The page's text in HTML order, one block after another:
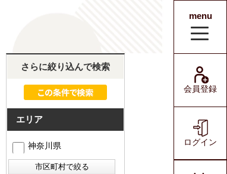
menu
会員登録
ログイン
さらに絞り込んで検索
エリア
神奈川県